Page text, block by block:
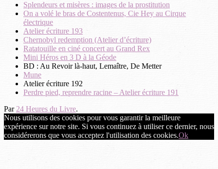
Splendeurs et misères : images de la prostitution
On a volé le bras de Costentenus, Cie Hey au Cirque
électrique
Atelier écriture 193
Chernobyl redemption (Atelier d’écriture)
Ratatouille en ciné concert au Grand Rex
Mini Héros en 3 D à la Géode
BD : Au Revoir là-haut, Lemaître, De Metter
Mune
Atelier écriture 192
Perdre pied, reprendre racine – Atelier écriture 191
Par 24 Heures du Livre.
Nous utilisons des cookies pour vous garantir la meilleure
expérience sur notre site. Si vous continuez à utiliser ce dernier, nous
considérerons que vous acceptez l'utilisation des cookies.Ok